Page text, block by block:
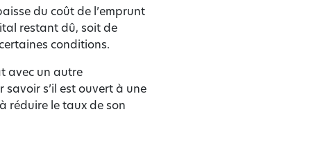
du coût de l’emprunt
restant dû, soit de
conditions.
avec un autre
s’il est ouvert à une
réduire le taux de son